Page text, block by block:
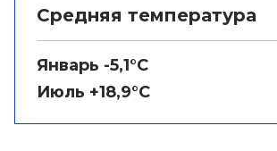
Средняя температура
Январь -5,1°C
Июль +18,9°C